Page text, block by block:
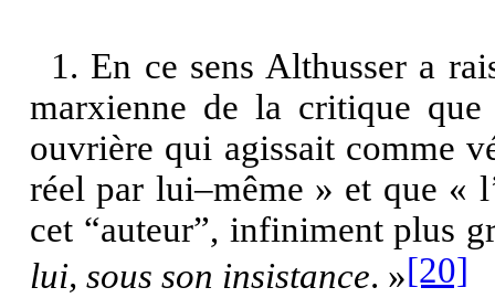
1. En ce sens Althusser a
marxienne de la critique
ouvrière qui agissait comme
réel par lui–même » et que «
cet “auteur”, infiniment plus
lui, sous son insistance. »[20]